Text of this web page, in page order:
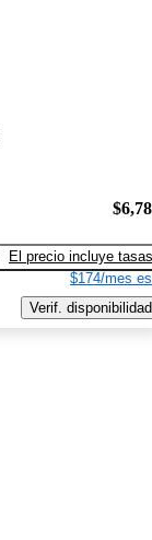
El precio incluye tasas
$174/mes
Verif. disponibilidad